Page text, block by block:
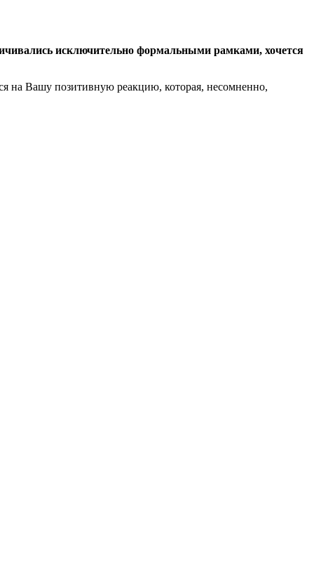
исключительно формальными рамками, хочется
на Вашу позитивную реакцию, которая, несомненно,